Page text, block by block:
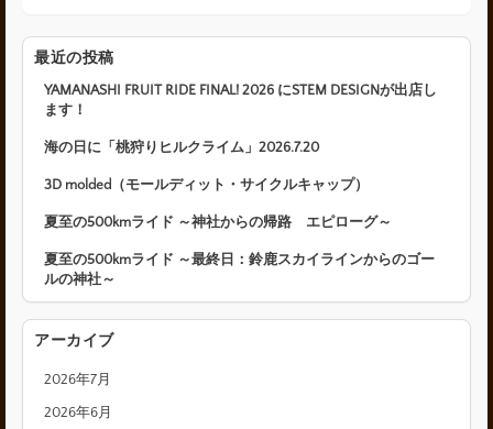
最近の投稿
YAMANASHI FRUIT RIDE FINAL! 2026 にSTEM DESIGNが出店し
ます！
海の日に「桃狩りヒルクライム」2026.7.20
3D molded（モールディット・サイクルキャップ）
夏至の500kmライド ～神社からの帰路 エピローグ～
夏至の500kmライド ～最終日：鈴鹿スカイラインからのゴー
ルの神社～
アーカイブ
2026年7月
2026年6月